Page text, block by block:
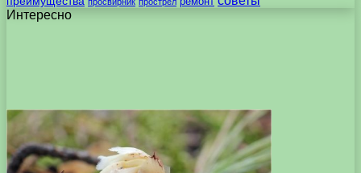
Интересно